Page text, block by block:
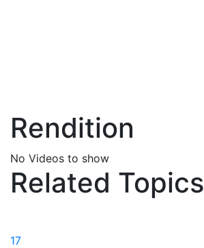
Rendition
No Videos to show
Related Topics
17